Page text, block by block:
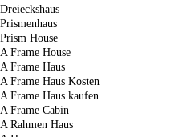
Dreieckshaus
Prismenhaus
Prism House
A Frame House
A Frame Haus
A Frame Haus Kosten
A Frame Haus kaufen
A Frame Cabin
A Rahmen Haus